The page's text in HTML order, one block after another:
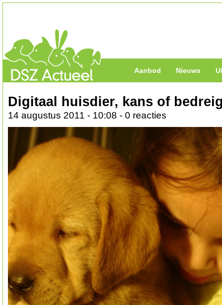
Aanbod Nieuws
Digitaal huisdier, kans of
14 augustus 2011 - 10:08 - 0 reacties